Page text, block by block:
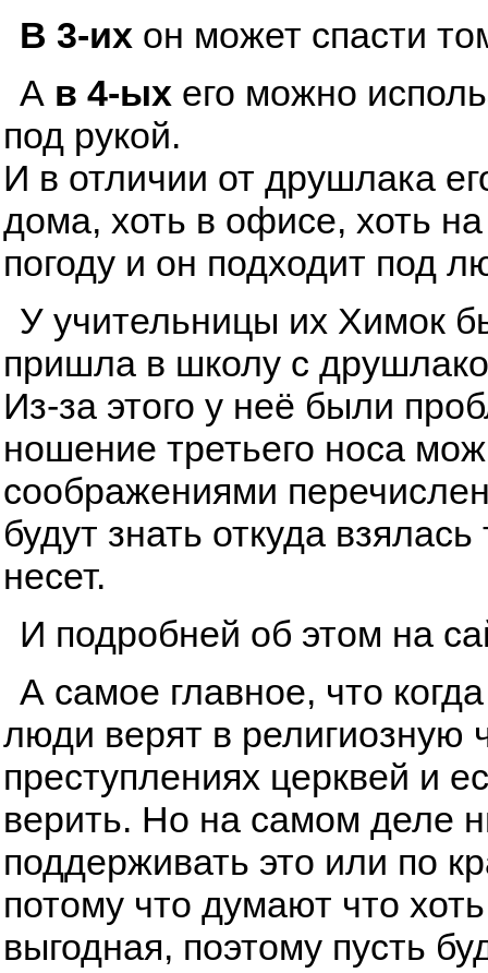
В 3-их он может спасти
А в 4-ых его можно
под рукой.
И в отличии от друшлака
дома, хоть в офисе, хоть
погоду и он подходит под
У учительницы их Химок
пришла в школу с
Из-за этого у неё были
ношение третьего носа
соображениями
будут знать откуда
несет.
И подробней об этом на
А самое главное, что
люди верят в религиозную
преступлениях церквей и
верить. Но на самом деле
поддерживать это или по
потому что думают что
выгодная, поэтому пусть